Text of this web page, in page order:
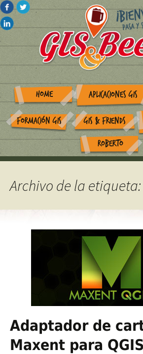
HOME APLICACIONES GIS
FORMACIÓN GIS GIS & FRIENDS
ROBERTO
Archivo de la
Adaptador de
Maxent para QGIS